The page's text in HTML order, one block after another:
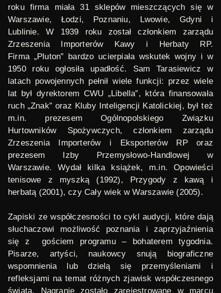
roku firma miała 31 sklepów mieszczących się w
Warszawie, Łodzi, Poznaniu, Lwowie, Gdyni i
Lublinie. W 1939 roku został członkiem zarządu
Zrzeszenia Importerów Kawy i Herbaty RP.
Firma „Pluton” bardzo ucierpiała wskutek wojny i w
1950 roku ogłosiła upadłość. Sam Tarasiewicz w
latach powojennych pełnił wiele funkcji: przez wiele
lat był dyrektorem CWU „Libella”, która finansowała
ruch „Znak” oraz Kluby Inteligencji Katolickiej, był też
m.in. prezesem Ogólnopolskiego Związku
Hurtowników Spożywczych, członkiem zarządu
Zrzeszenia Importerów i Eksporterów RP oraz
prezesem Izby Przemysłowo-Handlowej w
Warszawie. Wydał kilka książek, m.in.Opowieści
tenisowe z myszką(1992), Przygody z kawą i
herbatą(2001), czyCały wiek w Warszawie (2005).
Zapiski ze współczesności to cykl audycji, które dają
słuchaczowi możliwość poznania i zaprzyjaźnienia
się z gościem programu – bohaterem tygodnia.
Pisarze, artyści, naukowcy snują biograficzne
wspomnienia lub dzielą się przemyśleniami i
refleksjami na temat różnych zjawisk współczesnego
świata. Nagranie zostało zarejestrowane w marcu